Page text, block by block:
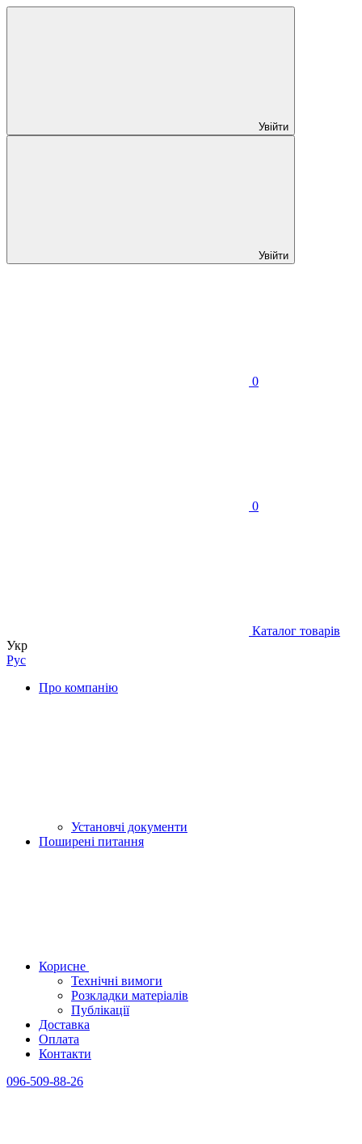
Увійти
Увійти
0
0
Каталог товарів
Укр
Рус
Про компанію
Установчі документи
Поширені питання
Корисне
Технічні вимоги
Розкладки матеріалів
Публікації
Доставка
Оплата
Контакти
096-509-88-26